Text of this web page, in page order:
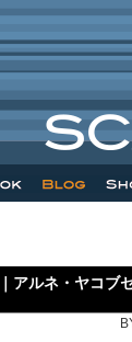
アルネ・ヤコブ